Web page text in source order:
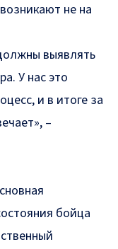
не на
выявлять
У нас это
и в итоге за
–
бойца